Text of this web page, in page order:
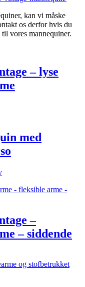
kan vi måske
os derfor hvis du
vores mannequiner.
– lyse
med
–
– siddende